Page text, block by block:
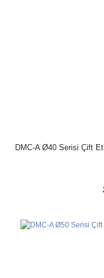
DMC-A Ø40 Serisi Çift